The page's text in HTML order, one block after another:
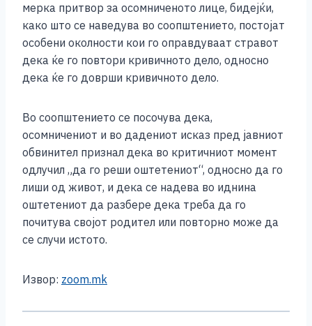
мерка притвор за осомниченото лице, бидејќи,
како што се наведува во соопштението, постојат
особени околности кои го оправдуваат стравот
дека ќе го повтори кривичното дело, односно
дека ќе го доврши кривичното дело.
Во соопштението се посочува дека,
осомничениот и во дадениот исказ пред јавниот
обвинител признал дека во критичниот момент
одлучил „да го реши оштетениот“, односно да го
лиши од живот, и дека се надева во иднина
оштетениот да разбере дека треба да го
почитува својот родител или повторно може да
се случи истото.​
Извор: zoom.mk